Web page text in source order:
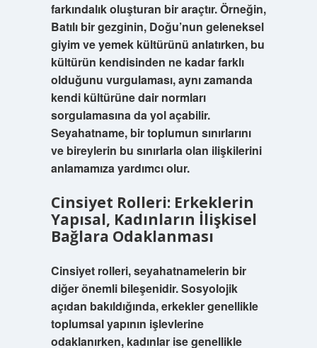
farkındalık oluşturan bir araçtır. Örneğin,
Batılı bir gezginin, Doğu’nun geleneksel
giyim ve yemek kültürünü anlatırken, bu
kültürün kendisinden ne kadar farklı
olduğunu vurgulaması, aynı zamanda
kendi kültürüne dair normları
sorgulamasına da yol açabilir.
Seyahatname, bir toplumun sınırlarını
ve bireylerin bu sınırlarla olan ilişkilerini
anlamamıza yardımcı olur.
Cinsiyet Rolleri: Erkeklerin
Yapısal, Kadınların İlişkisel
Bağlara Odaklanması
Cinsiyet rolleri, seyahatnamelerin bir
diğer önemli bileşenidir. Sosyolojik
açıdan bakıldığında, erkekler genellikle
toplumsal yapının işlevlerine
odaklanırken, kadınlar ise genellikle